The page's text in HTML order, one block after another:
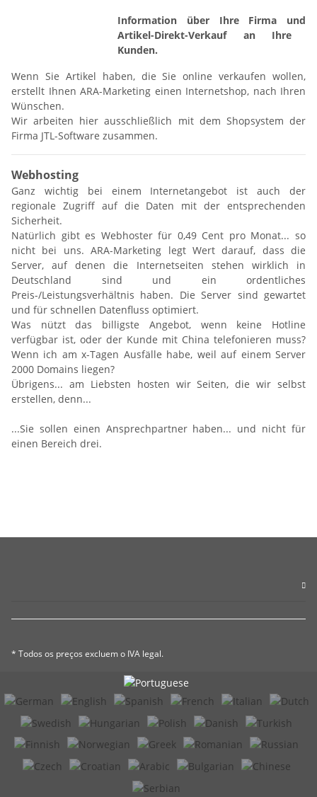
Information über Ihre Firma und
Artikel-Direkt-Verkauf an Ihre
Kunden.
Wenn Sie Artikel haben, die Sie online verkaufen wollen,
erstellt Ihnen ARA-Marketing einen Internetshop, nach Ihren
Wünschen.
Wir arbeiten hier ausschließlich mit dem Shopsystem der
Firma JTL-Software zusammen.
Webhosting
Ganz wichtig bei einem Internetangebot ist auch der
regionale Zugriff auf die Daten mit der entsprechenden
Sicherheit.
Natürlich gibt es Webhoster für 0,49 Cent pro Monat... so
nicht bei uns. ARA-Marketing legt Wert darauf, dass die
Server, auf denen die Internetseiten stehen wirklich in
Deutschland sind und ein ordentliches
Preis-/Leistungsverhältnis haben. Die Server sind gewartet
und für schnellen Datenfluss optimiert.
Was nützt das billigste Angebot, wenn keine Hotline
verfügbar ist, oder der Kunde mit China telefonieren muss?
Wenn ich am x-Tagen Ausfälle habe, weil auf einem Server
2000 Domains liegen?
Übrigens... am Liebsten hosten wir Seiten, die wir selbst
erstellen, denn...
...Sie sollen einen Ansprechpartner haben... und nicht für
einen Bereich drei.
* Todos os preços excluem o IVA legal.